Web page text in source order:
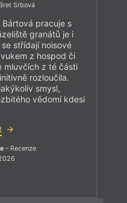
Srbová
pracuje s
granátů je i
střídají noisové
z hospod či
mluvčích z té části
rozloučila.
smysl,
vědomí kdesi
– Recenze